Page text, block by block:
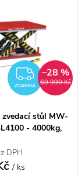
ZDARMA 69 990 Kč
–28 %
stůl MW-
- 4000kg,
DPH
/ ks